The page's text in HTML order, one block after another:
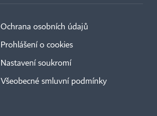
Ochrana osobních údajů
Prohlášení o cookies
Nastavení soukromí
Všeobecné smluvní podmínky